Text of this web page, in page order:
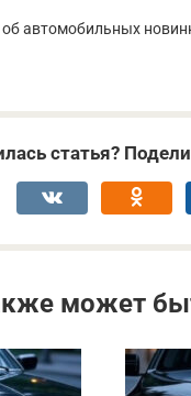
автомобильных
статья?
может